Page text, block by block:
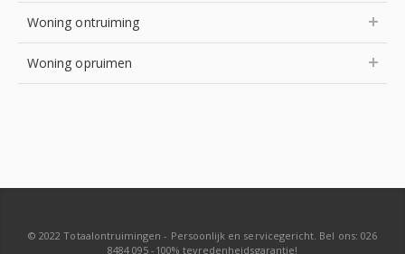
Woning ontruiming
Woning opruimen
© 2022 Totaalontruimingen - Persoonlijk en servicegericht. Bel ons: 026
8484 095 -100% tevredenheidsgarantie!